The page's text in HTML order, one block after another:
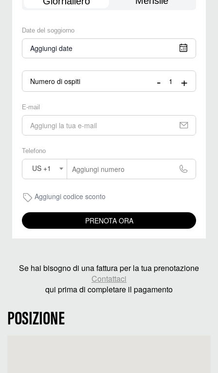
Date del soggiorno
Aggiungi date
Numero di ospiti - +
E-mail
Telefono
US +1
Aggiungi codice sconto
PRENOTA ORA
Se hai bisogno di una fattura per la tua prenotazione
Contattaci
qui prima di completare il pagamento
POSIZIONE